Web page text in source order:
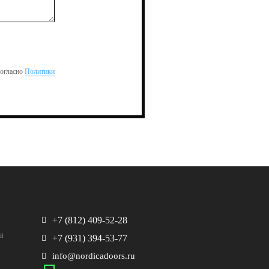
Политики
+7 (812) 409-52-28
+7 (931) 394-53-77
info@nordicadoors.ru